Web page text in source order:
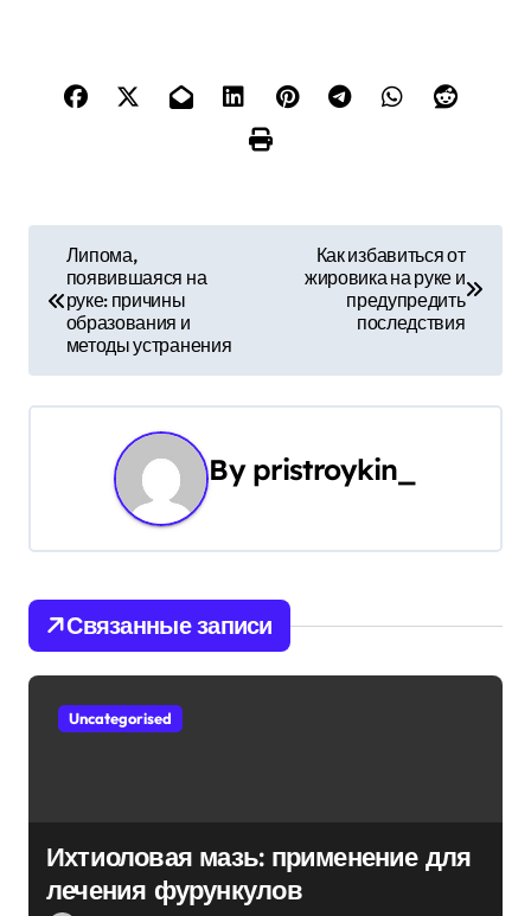
и
ц
и
я
п
п
Липома,
появившаяся на
руке: причины
образования и
методы устранения
Как избавиться от
жировика на руке и
предупредить
последствия
By pristroykin_
Связанные записи
Uncategorised
Ихтиоловая мазь: применение для
лечения фурункулов